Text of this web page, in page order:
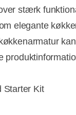
stærk
elegante
Starter Kit